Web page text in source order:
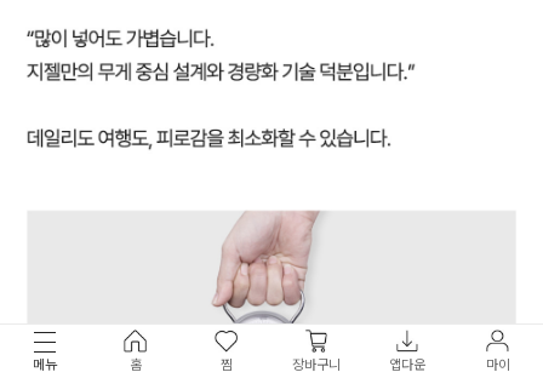
메뉴 홈 찜 장바구니 앱다운 마이